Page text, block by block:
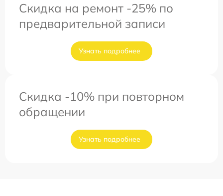
Скидка на ремонт -25% по
предварительной записи
Узнать подробнее
Скидка -10% при повторном
обращении
Узнать подробнее